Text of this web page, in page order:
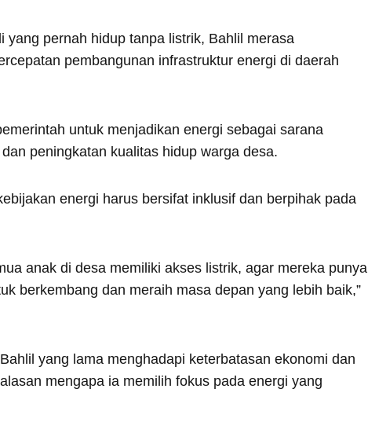
yang pernah hidup tanpa listrik, Bahlil merasa
pembangunan infrastruktur energi di daerah
untuk menjadikan energi sebagai sarana
peningkatan kualitas hidup warga desa.
energi harus bersifat inklusif dan berpihak pada
anak di desa memiliki akses listrik, agar mereka punya
berkembang dan meraih masa depan yang lebih baik,”
yang lama menghadapi keterbatasan ekonomi dan
mengapa ia memilih fokus pada energi yang